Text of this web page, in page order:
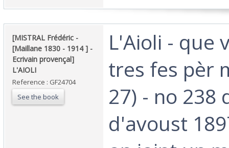
‎[MISTRAL Frédéric -
[Maillane 1830 - 1914 ] -
Ecrivain provençal]
L'AIOLI ‎
Reference : GF24704
See the book
‎L'Aioli - que
tres fes pèr
27) - no 238
d'avoust